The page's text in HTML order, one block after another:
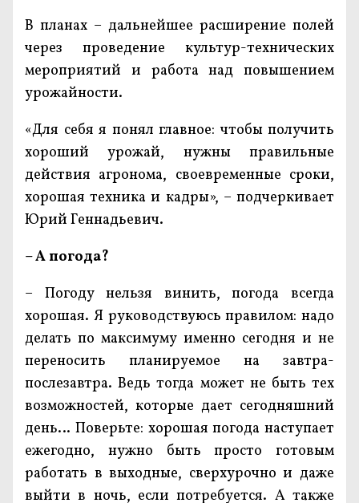
В планах – дальнейшее расширение полей
через проведение культур-технических
мероприятий и работа над повышением
урожайности.
«Для себя я понял главное: чтобы получить
хороший урожай, нужны правильные
действия агронома, своевременные сроки,
хорошая техника и кадры», – подчеркивает
Юрий Геннадьевич.
– А погода?
– Погоду нельзя винить, погода всегда
хорошая. Я руководствуюсь правилом: надо
делать по максимуму именно сегодня и не
переносить планируемое на завтра-
послезавтра. Ведь тогда может не быть тех
возможностей, которые дает сегодняшний
день… Поверьте: хорошая погода наступает
ежегодно, нужно быть просто готовым
работать в выходные, сверхурочно и даже
выйти в ночь, если потребуется. А также